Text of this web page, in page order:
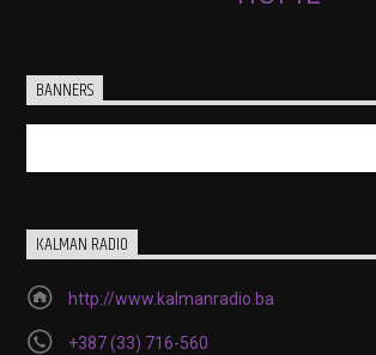
BANNERS
KALMAN RADIO
http://www.kalmanradio.ba
+387 (33) 716-560